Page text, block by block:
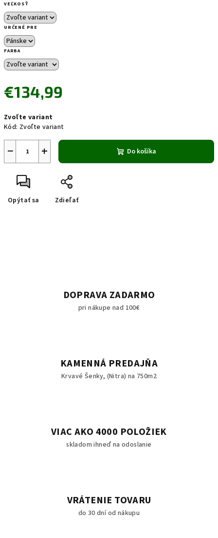
VEĽKOSŤ
URČENÉ PRE
FARBA
€134,99
cena:
Zvoľte variant
Kód: Zvoľte variant
+
− Do košíka
Opýtať sa Zdieľať
DOPRAVA ZADARMO
pri nákupe nad 100€
KAMENNÁ PREDAJŇA
Krvavé Šenky, (Nitra) na 750m2
VIAC AKO 4000 POLOŽIEK
skladom ihneď na odoslanie
VRÁTENIE TOVARU
do 30 dní od nákupu